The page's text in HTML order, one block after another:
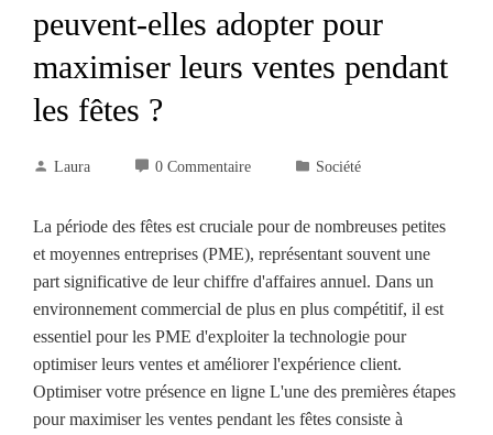
peuvent-elles adopter pour
maximiser leurs ventes pendant
les fêtes ?
Laura 0 Commentaire Société
La période des fêtes est cruciale pour de nombreuses petites
et moyennes entreprises (PME), représentant souvent une
part significative de leur chiffre d'affaires annuel. Dans un
environnement commercial de plus en plus compétitif, il est
essentiel pour les PME d'exploiter la technologie pour
optimiser leurs ventes et améliorer l'expérience client.
Optimiser votre présence en ligne L'une des premières étapes
pour maximiser les ventes pendant les fêtes consiste à